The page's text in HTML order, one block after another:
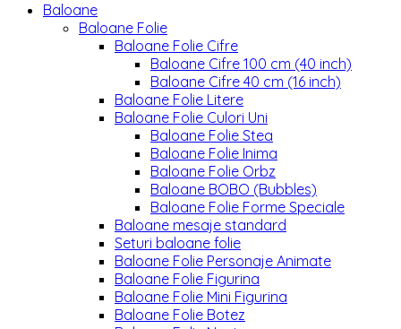
Baloane
Baloane Folie
Baloane Folie Cifre
Baloane Cifre 100 cm (40 inch)
Baloane Cifre 40 cm (16 inch)
Baloane Folie Litere
Baloane Folie Culori Uni
Baloane Folie Stea
Baloane Folie Inima
Baloane Folie Orbz
Baloane BOBO (Bubbles)
Baloane Folie Forme Speciale
Baloane mesaje standard
Seturi baloane folie
Baloane Folie Personaje Animate
Baloane Folie Figurina
Baloane Folie Mini Figurina
Baloane Folie Botez